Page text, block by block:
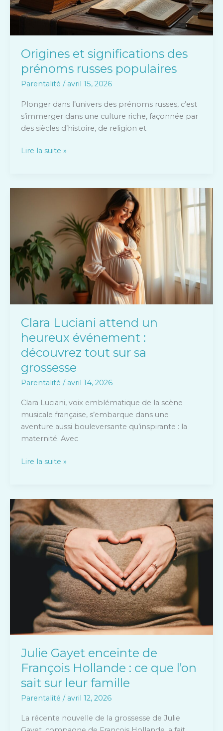
Origines et significations des
prénoms russes populaires
Parentalité / avril 15, 2026
Plonger dans l’univers des prénoms russes, c’est
s’immerger dans une culture riche, façonnée par
des siècles d’histoire, de religion et
Lire la suite »
Clara Luciani attend un
heureux événement :
découvrez tout sur sa
grossesse
Parentalité / avril 14, 2026
Clara Luciani, voix emblématique de la scène
musicale française, s’embarque dans une
aventure aussi bouleversante qu’inspirante : la
maternité. Avec
heureux
événement
:
découvrez
tout
grossesse
Lire la suite »
Julie Gayet enceinte de
François Hollande : ce que l’on
sait sur leur famille
Parentalité / avril 12, 2026
La récente nouvelle de la grossesse de Julie
Julie
Gayet
enceinte
de
François
sur
leur
famille